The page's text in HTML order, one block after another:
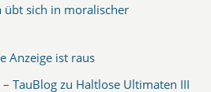
übt sich in moralischer
Anzeige ist raus
TauBlog zu Haltlose Ultimaten III